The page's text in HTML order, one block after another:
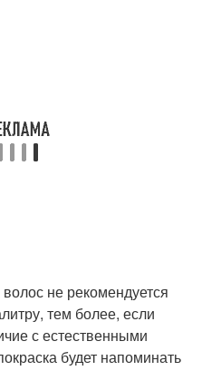
не рекомендуется
тем более, если
с естественными
будет напоминать